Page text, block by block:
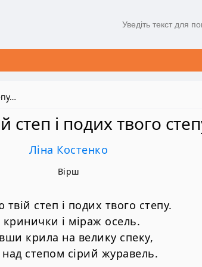
степ і подих твого
Ліна Костенко
Вірш
степ і подих твого степу.
і міраж осель.
крила на велику спеку,
над степом сірий журавель.